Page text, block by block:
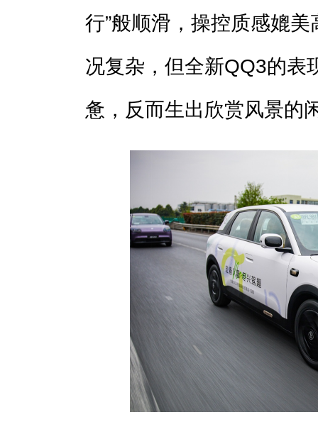
行”般顺滑，操控质感媲
况复杂，但全新QQ3的表
惫，反而生出欣赏风景的